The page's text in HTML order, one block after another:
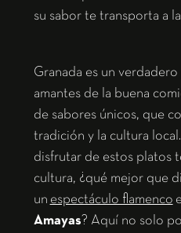
su sabor te transporta a
Granada es un
amantes de la buena
de sabores únicos, que
tradición y la cultura
disfrutar de estos platos
cultura, ¿qué mejor que
un espectáculo flamenco
Amayas? Aquí no solo